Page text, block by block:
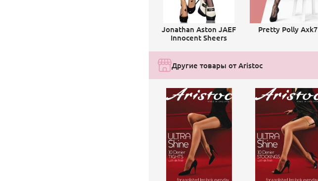
Jonathan Aston JAEF
Innocent Sheers
Pretty Polly Axk7
Другие товары от Aristoc